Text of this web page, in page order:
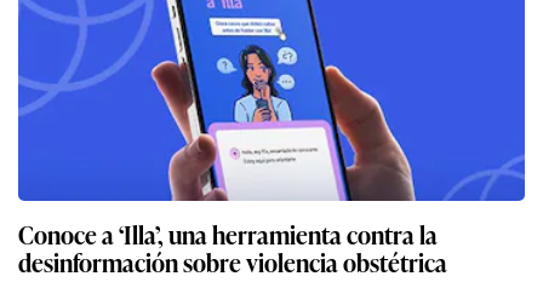
Conoce a ‘Illa’, una herramienta contra la
desinformación sobre violencia obstétrica